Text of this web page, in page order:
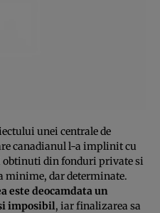
unei centrale de
canadianul l-a implinit cu
obtinuti din fonduri private si
minime, dar determinate.
este deocamdata un
imposibil, iar finalizarea sa